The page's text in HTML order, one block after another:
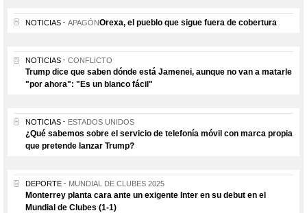
NOTICIAS APAGÓNOrexa, el pueblo que sigue fuera de cobertura
NOTICIAS CONFLICTO
Trump dice que saben dónde está Jamenei, aunque no van a matarle
"por ahora": "Es un blanco fácil"
NOTICIAS ESTADOS UNIDOS
¿Qué sabemos sobre el servicio de telefonía móvil con marca propia
que pretende lanzar Trump?
DEPORTE MUNDIAL DE CLUBES 2025
Monterrey planta cara ante un exigente Inter en su debut en el
Mundial de Clubes (1-1)